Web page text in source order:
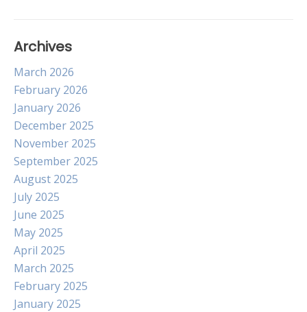
Archives
March 2026
February 2026
January 2026
December 2025
November 2025
September 2025
August 2025
July 2025
June 2025
May 2025
April 2025
March 2025
February 2025
January 2025